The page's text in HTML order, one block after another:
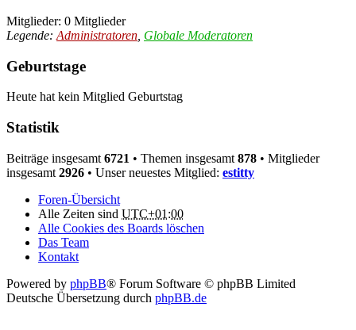
Mitglieder: 0 Mitglieder
Legende: Administratoren Globale Moderatoren
Geburtstage
Heute hat kein Mitglied Geburtstag
Statistik
Beiträge insgesamt 6721 • Themen insgesamt 878 • Mitglieder
insgesamt 2926 • Unser neuestes Mitglied: estitty
Foren-Übersicht
Alle Zeiten sind UTC+01:00
Alle Cookies des Boards löschen
Das Team
Kontakt
Powered by phpBB® Forum Software © phpBB Limited
Deutsche Übersetzung durch phpBB.de